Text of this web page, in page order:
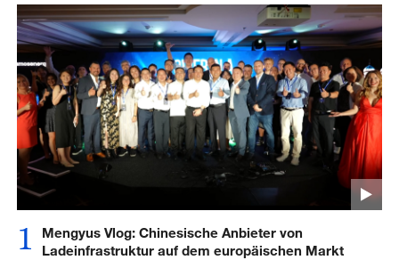
1
Mengyus Vlog: Chinesische Anbieter von
Ladeinfrastruktur auf dem europäischen Markt